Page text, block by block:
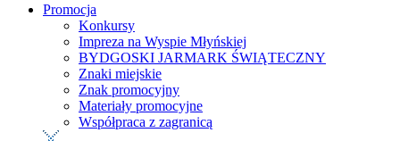
Promocja
Konkursy
Impreza na Wyspie Młyńskiej
BYDGOSKI JARMARK ŚWIĄTECZNY
Znaki miejskie
Znak promocyjny
Materiały promocyjne
Współpraca z zagranicą